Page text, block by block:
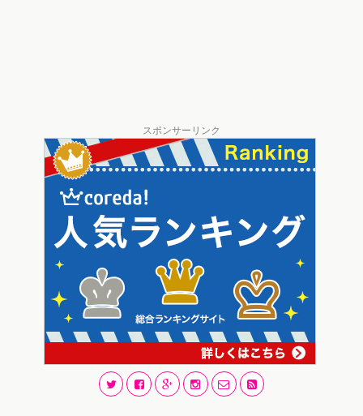
スポンサーリンク